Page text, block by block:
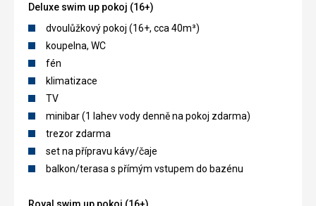
Deluxe swim up pokoj (16+)
dvoulůžkový pokoj (16+, cca 40m³)
koupelna, WC
fén
klimatizace
TV
minibar (1 lahev vody denně na pokoj zdarma)
trezor zdarma
set na přípravu kávy/čaje
balkon/terasa s přímým vstupem do bazénu
Royal swim up pokoj (16+)